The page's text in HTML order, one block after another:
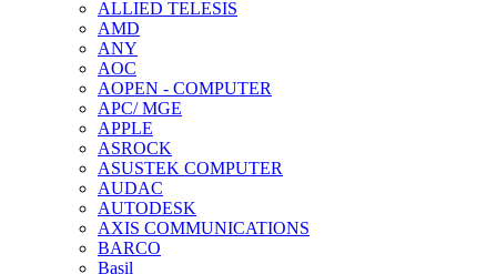
ALLIED TELESIS
AMD
ANY
AOC
AOPEN - COMPUTER
APC/ MGE
APPLE
ASROCK
ASUSTEK COMPUTER
AUDAC
AUTODESK
AXIS COMMUNICATIONS
BARCO
Basil